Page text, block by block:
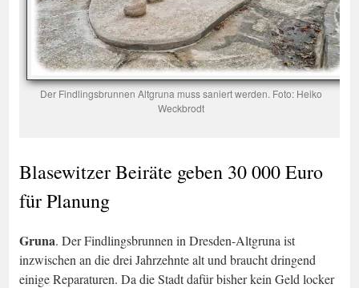
Der Findlingsbrunnen Altgruna muss saniert werden. Foto: Heiko
Weckbrodt
Blasewitzer Beiräte geben 30 000 Euro
für Planung
Gruna. Der Findlingsbrunnen in Dresden-Altgruna ist
inzwischen an die drei Jahrzehnte alt und braucht dringend
einige Reparaturen. Da die Stadt dafür bisher kein Geld locker